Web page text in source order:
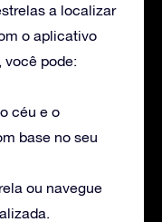
a localizar
o aplicativo
você pode:
céu e o
base no seu
ou navegue